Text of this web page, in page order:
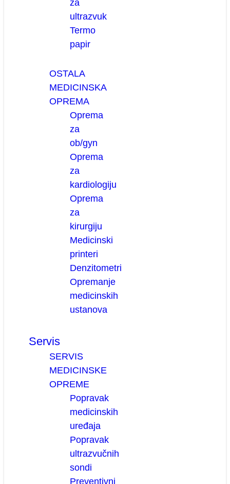
za
ultrazvuk
Termo
papir
OSTALA
MEDICINSKA
OPREMA
Oprema
za
ob/gyn
Oprema
za
kardiologiju
Oprema
za
kirurgiju
Medicinski
printeri
Denzitometri
Opremanje
medicinskih
ustanova
Servis
SERVIS
MEDICINSKE
OPREME
Popravak
medicinskih
uređaja
Popravak
ultrazvučnih
sondi
Preventivni